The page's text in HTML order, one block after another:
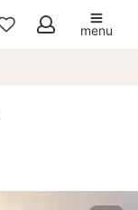
Mine
menu